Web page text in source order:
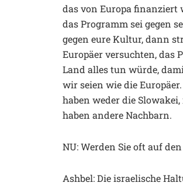
das von Europa finanziert
das Programm sei gegen
gegen eure Kultur, dann
Europäer versuchten, das
Land alles tun würde,
wir seien wie die
haben weder die
haben andere Nachbarn.
NU: Werden Sie oft auf
Ashbel: Die israelische